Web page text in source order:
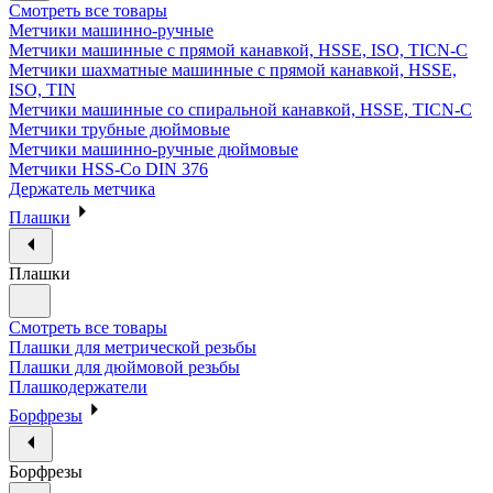
Смотреть все товары
Метчики машинно-ручные
Метчики машинные с прямой канавкой, HSSE, ISO, TICN-C
Метчики шахматные машинные с прямой канавкой, HSSE,
ISO, TIN
Метчики машинные со спиральной канавкой, HSSE, TICN-C
Метчики трубные дюймовые
Метчики машинно-ручные дюймовые
Метчики HSS-Co DIN 376
Держатель метчика
Плашки
Плашки
Смотреть все товары
Плашки для метрической резьбы
Плашки для дюймовой резьбы
Плашкодержатели
Борфрезы
Борфрезы